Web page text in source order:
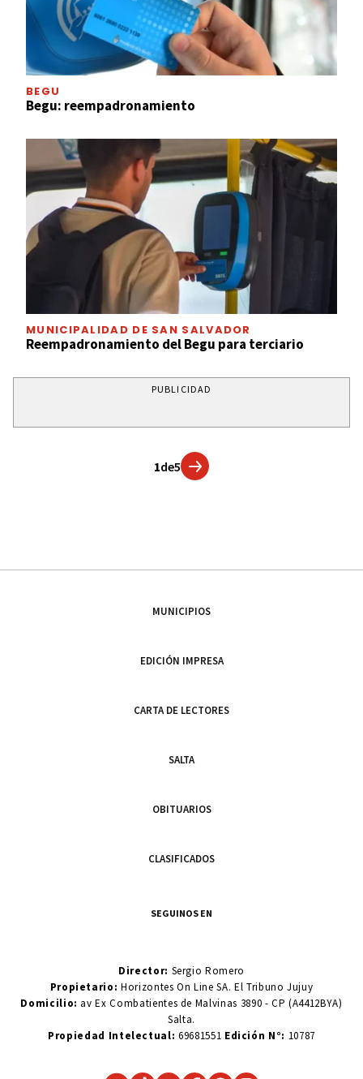
BEGU
Begu: reempadronamiento
MUNICIPALIDAD DE SAN SALVADOR
Reempadronamiento del Begu para terciario
PUBLICIDAD
1de5
MUNICIPIOS
EDICIÓN IMPRESA
CARTA DE LECTORES
SALTA
OBITUARIOS
CLASIFICADOS
SEGUINOS EN
Director: Sergio Romero
Propietario:Horizontes On Line SA. El Tribuno Jujuy
Domicilio: av Ex Combatientes de Malvinas 3890 - CP (A4412BYA)
Salta.
Propiedad Intelectual: 69681551 Edición N°: 10787